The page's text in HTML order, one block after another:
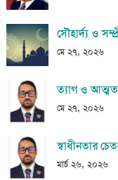
সৌহার্দ্য ও
মে ২৭, ২০২৬
ত্যাগ ও
মে ২৭, ২০২৬
স্বাধীনতার
মার্চ ২৬, ২০২৬